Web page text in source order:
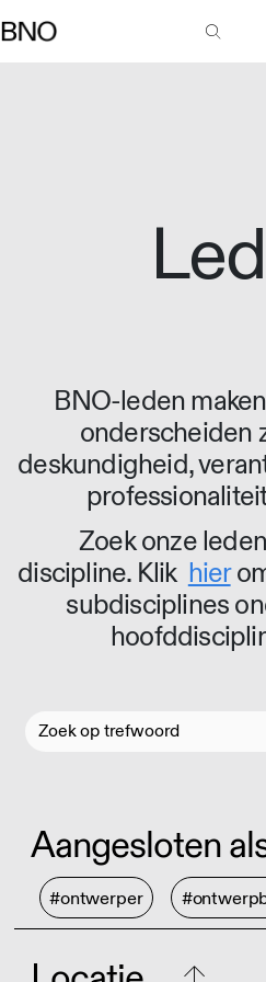
BNO-leden
onderscheiden
deskundigheid,
Zoek onze
discipline. Klik hier
subdisciplines
Aangesloten
#ontwerper